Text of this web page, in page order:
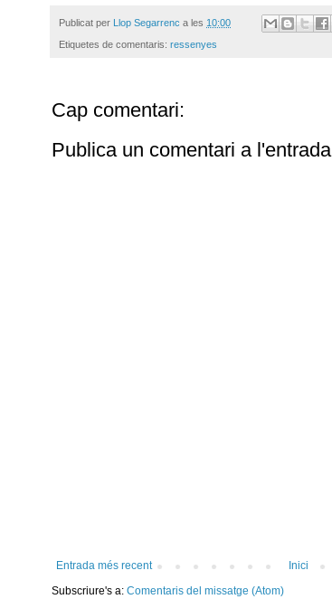
Publicat per Llop Segarrenc a les 10:00
Etiquetes de comentaris: ressenyes
Cap comentari:
Publica un comentari a l'entrada
Entrada més recent
Inici
Subscriure's a: Comentaris del missatge (Atom)